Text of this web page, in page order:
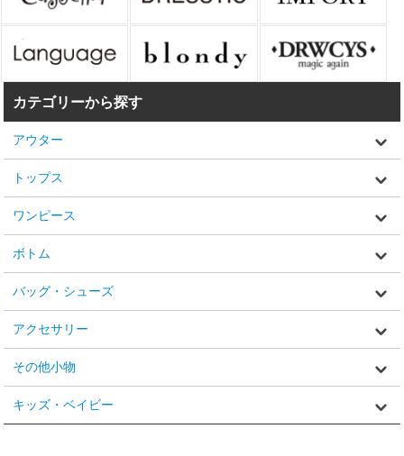
カテゴリーから探す
アウター
トップス
ワンピース
ボトム
バッグ・シューズ
アクセサリー
その他小物
キッズ・ベイビー